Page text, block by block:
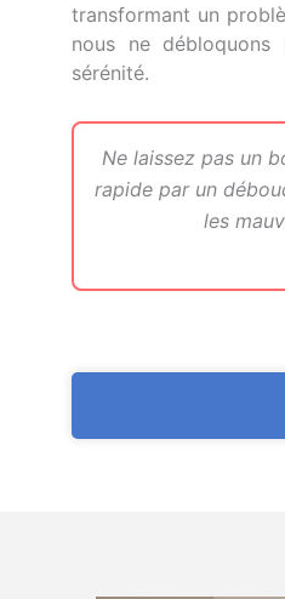
transformant un
nous ne
sérénité.
Ne laissez pas un
rapide par un
les